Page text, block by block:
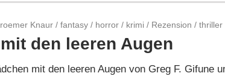
Knaur /fantasy / horror / krimi / Rezension /thriller
den leeren Augen
mit den leeren Augen von Greg F. Gifune